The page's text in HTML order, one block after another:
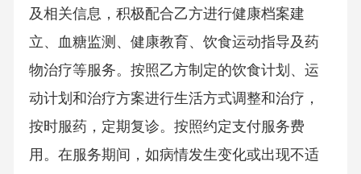
及相关信息，积极配合乙方进行健康档案建
立、血糖监测、健康教育、饮食运动指导及药
物治疗等服务。按照乙方制定的饮食计划、运
动计划和治疗方案进行生活方式调整和治疗，
按时服药，定期复诊。按照约定支付服务费
用。在服务期间，如病情发生变化或出现不适